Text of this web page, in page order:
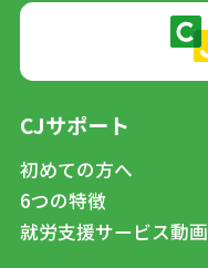
CJサポート
初めての方へ
6つの特徴
就労支援サービス動画